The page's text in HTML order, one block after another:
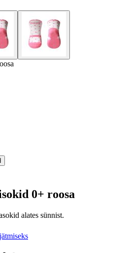
0+ roosa
alates sünnist.